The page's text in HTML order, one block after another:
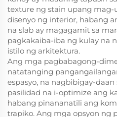
texture ng stain upang mag-
disenyo ng interior, habang
na slab ay magagamit sa
pagkakaiba-iba ng kulay na
istilo ng arkitektura.
Ang mga pagbabagong-
natatanging
espasyo, na nagbibigay-
pasilidad na i-optimize ang
habang pinananatili ang
trapiko. Ang mga opsyon ng